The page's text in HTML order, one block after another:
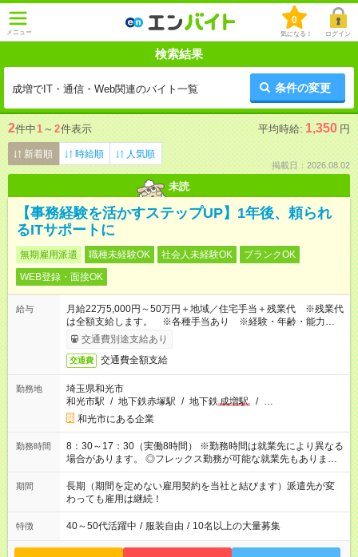
メニュー
0
気になる！ ログイン
検索結果
成増でIT・通信・Web関連のバイト一覧 条件の変更
2件中1 ～ 2件表示 平均時給: 1,350 円
新着順 時給順 人気順
掲載日：2026.08.02
未読
【事務経験を活かすステップUP】1年後、頼られ
るITサポートに
無期雇用派遣 職種未経験OK 社会人未経験OK
ブランクOK
WEB登録・面接OK
給与
月給22万5,000円～50万円＋地域／住宅手当＋残業代 ※残業代
は全額支給します。 ※各種手当あり ※経験・年齢・能力等を
考慮して加給・優遇します。
交通費別途支給あり
交通費 交通費全額支給
勤務地
埼玉県和光市
和光市駅 / 地下鉄赤塚駅 / 地下鉄 成増駅 / …
和光市にある企業
勤務時間
8：30～17：30（実働8時間） ※勤務時間は就業先により異なる
場合があります。 ◎フレックス勤務が可能な就業先もありま
す。 ◎今よりもさらに働きやすい環境をつくるべく、 働き方
改革に全社をあげて取り組んでいます。
期間
長期（期間を定めない雇用契約を当社と結びます）派遣先が変
わっても雇用は継続！
特徴 40～50代活躍中 / 服装自由 / 10名以上の大量募集